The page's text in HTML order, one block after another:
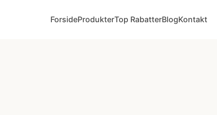
ForsideProdukterTop RabatterBlogKontakt